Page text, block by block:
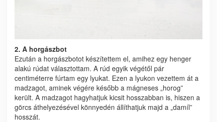
2. A horgászbot
Ezután a horgászbotot készítettem el, amihez egy henger
alakú rúdat választottam. A rúd egyik végétől pár
centiméterre fúrtam egy lyukat. Ezen a lyukon vezettem át a
madzagot, aminek végére később a mágneses „horog”
került. A madzagot hagyhatjuk kicsit hosszabban is, hiszen a
görcs áthelyezésével könnyedén állíthatjuk majd a „damíl”
hosszát.